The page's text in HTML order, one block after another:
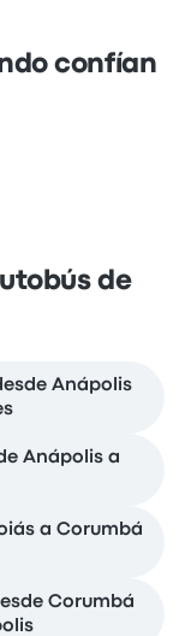
confían
de
Anápolis
Anápolis a
a Corumbá
Corumbá